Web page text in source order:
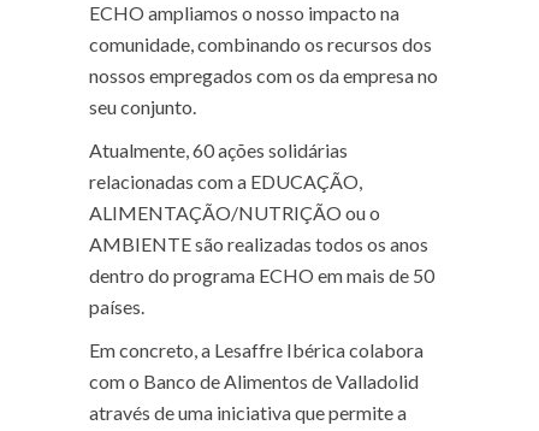
ECHO ampliamos o nosso impacto na
comunidade, combinando os recursos dos
nossos empregados com os da empresa no
seu conjunto.
Atualmente, 60 ações solidárias
relacionadas com a EDUCAÇÃO,
ALIMENTAÇÃO/NUTRIÇÃO ou o
AMBIENTE são realizadas todos os anos
dentro do programa ECHO em mais de 50
países.
Em concreto, a Lesaffre Ibérica colabora
com o Banco de Alimentos de Valladolid
através de uma iniciativa que permite a